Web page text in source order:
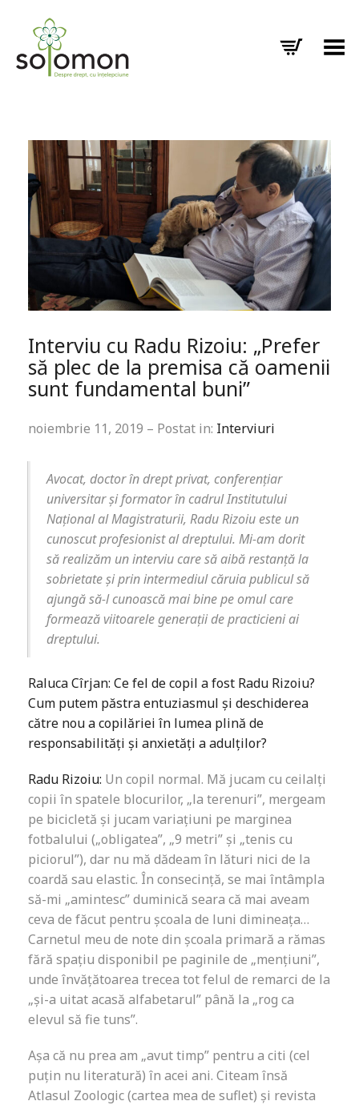
Toggle Menu
Interviu cu Radu Rizoiu: „Prefer
să plec de la premisa că oamenii
sunt fundamental buni”
noiembrie 11, 2019 – Postat in: Interviuri
Avocat, doctor în drept privat, conferențiar
universitarși formator în cadrul Institutului
Național al Magistraturii, Radu Rizoiu este un
cunoscut profesionist al dreptului. Mi-am dorit
să realizăm un interviu care să aibă restanță la
sobrietate și prin intermediul căruia publicul să
ajungă să-l cunoască mai bine pe omul care
formează viitoarele generații de practicieni ai
dreptului.
Raluca Cîrjan: Ce fel de copil a fost Radu Rizoiu?
Cum putem păstra entuziasmul și deschiderea
către nou a copilăriei în lumea plină de
responsabilități și anxietăți a adulților?
Radu Rizoiu: Un copil normal. Mă jucam cu ceilalți
copii în spatele blocurilor, „la terenuri”, mergeam
pe bicicletă și jucam variațiuni pe marginea
fotbalului („obligatea”, „9 metri” și „tenis cu
piciorul”), dar nu mă dădeam în lături nici de la
coardă sau elastic. În consecință, se mai întâmpla
să-mi „amintesc” duminică seara că mai aveam
ceva de făcut pentru școala de luni dimineața…
Carnetul meu de note din școala primară a rămas
fără spațiu disponibil pe paginile de „mențiuni”,
unde învățătoarea trecea tot felul de remarci de la
„și-a uitat acasă alfabetarul” până la „rog ca
elevul să fie tuns”.
Așa că nu prea am „avut timp” pentru a citi (cel
puțin nu literatură) în acei ani. Citeam însă
Atlasul Zoologic (cartea mea de suflet) și revista